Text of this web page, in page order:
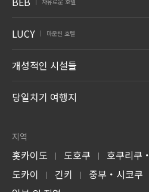
LUCY 마운틴 호텔
개성적인 시설들
당일치기 여행지
지역
홋카이도 | 도호쿠 | 호쿠리쿠
도카이 | 긴키 | 중부・시코쿠